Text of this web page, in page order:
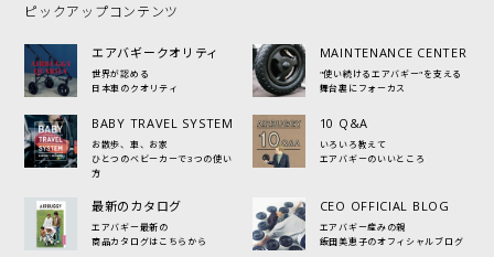
ピックアップコンテンツ
エアバギークオリティ
世界が認める
日本車のクオリティ
MAINTENANCE CENTER
"使い続けるエアバギー"を支える
舞台裏にフォーカス
BABY TRAVEL SYSTEM
お散歩、車、お家
ひとつのベビーカーで3つの使い
方
10 Q&A
いろいろ教えて
エアバギーのいいところ
最新のカタログ
エアバギー最新の
商品カタログはこちらから
CEO OFFICIAL BLOG
エアバギー産みの親
飯田美恵子のオフィシャルブログ